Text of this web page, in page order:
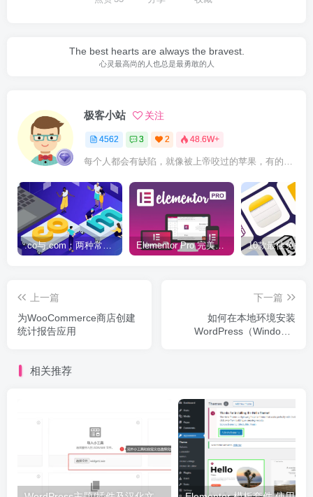
The best hearts are always the bravest.
心灵最高尚的人也总是最勇敢的人
极客小站 关注
4562 3 2 48.6W+
每个人都会有缺陷，就像被上帝咬过的苹果，有的人缺陷比较大，正是因为上帝特别喜欢他的芬芳
.co与.com：两种常用域名后缀名完全指南 Elementor Pro 完美汉化中文版（含全套模板）|可视化编辑页面自定义设计WordPress插件
上一篇
为WooCommerce商店创建
统计报告应用
下一篇
如何在本地环境安装
WordPress（Windows,
相关推荐